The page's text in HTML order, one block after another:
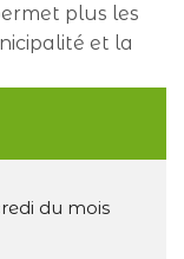
plus les
et la
du mois